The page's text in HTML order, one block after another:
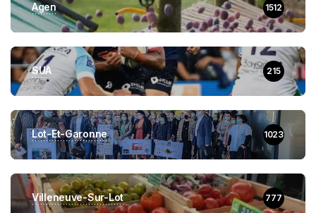
Agen 1512
SUA 215
Lot-Et-Garonne 1023
Villeneuve-Sur-Lot 777